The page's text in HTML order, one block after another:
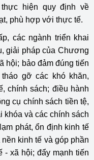
hiện quy định về
phù hợp với thực tế.
các ngành triển khai
giải pháp của Chương
hội; bảo đảm đúng tiến
gỡ các khó khăn,
chính sách; điều hành
cụ chính sách tiền tệ,
khóa và các chính sách
phát, ổn định kinh tế
kinh tế và góp phần
- xã hội; đẩy mạnh tiến